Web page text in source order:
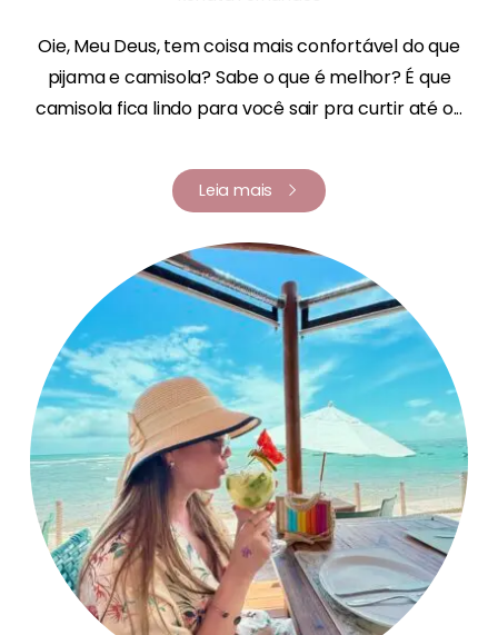
Oie, Meu Deus, tem coisa mais confortável do que
pijama e camisola? Sabe o que é melhor? É que
camisola fica lindo para você sair pra curtir até o...
Leia mais
Renata Fernandes